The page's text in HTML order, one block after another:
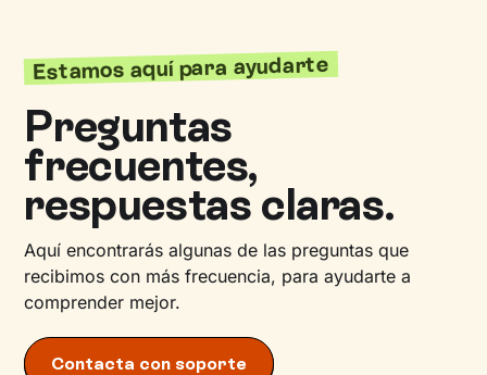
Estamos aquí para ayudarte
Preguntas
frecuentes,
respuestas claras.
Aquí encontrarás algunas de las preguntas que
recibimos con más frecuencia, para ayudarte a
comprender mejor.
Contacta con soporte